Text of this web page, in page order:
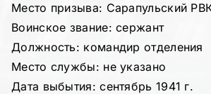
Место призыва: Сарапульский
Воинское звание: сержант
Должность: командир отделения
Место службы: не указано
Дата выбытия: сентябрь 1941 г.